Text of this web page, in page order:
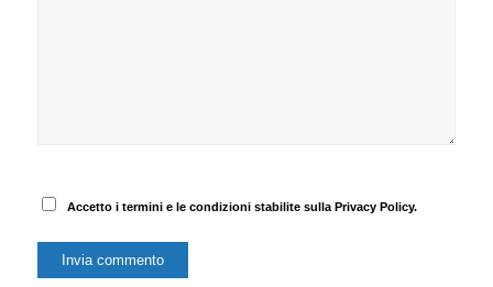
Accetto i termini e le condizioni stabilite sulla Privacy Policy.